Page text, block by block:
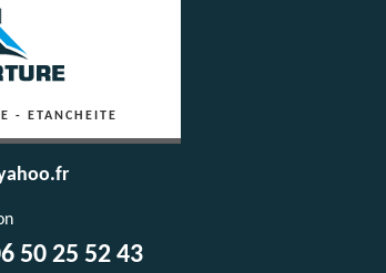
- ETANCHEITE
50 25 52 43